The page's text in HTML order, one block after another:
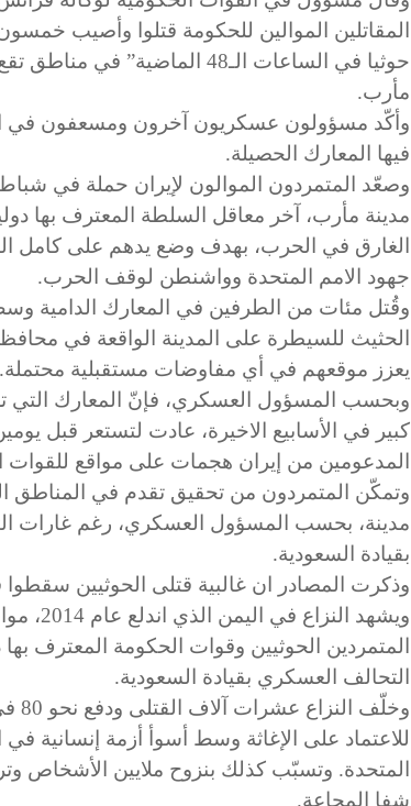
حوثيا في الساعات الـ48 الماضية”
مأرب.
وأكّد مسؤولون عسكريون آخرون ومسعفون في
فيها المعارك الحصيلة.
وصعّد المتمردون الموالون لإيران حملة في
مدينة مأرب، آخر معاقل السلطة المعترف بها
الغارق في الحرب، بهدف وضع يدهم على كامل
جهود الامم المتحدة وواشنطن لوقف الحرب.
وقُتل مئات من الطرفين في المعارك الدامية
الحثيث للسيطرة على المدينة الواقعة في
يعزز موقعهم في أي مفاوضات مستقبلية محتملة.
وبحسب المسؤول العسكري، فإنّ المعارك التي
كبير في الأسابيع الاخيرة، عادت لتستعر قبل
المدعومين من إيران هجمات على مواقع للقوات
وتمكّن المتمردون من تحقيق تقدم في المناطق
مدينة، بحسب المسؤول العسكري، رغم غارات
بقيادة السعودية.
وذكرت المصادر ان غالبية قتلى الحوثيين
ويشهد النزاع
المتمردين الحوثيين وقوات الحكومة المعترف
التحالف العسكري بقيادة السعودية.
وخلّف
للاعتماد على الإغاثة وسط أسوأ أزمة إنسانية في
المتحدة. وتسبّب كذلك بنزوح ملايين الأشخاص
شفا المجاعة.